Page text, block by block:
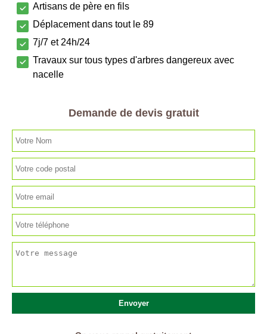
Artisans de père en fils
Déplacement dans tout le 89
7j/7 et 24h/24
Travaux sur tous types d'arbres dangereux avec
nacelle
Demande de devis gratuit